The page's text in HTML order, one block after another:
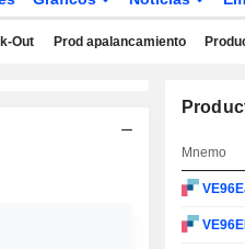
Out Prod apalancamiento
Mnemo